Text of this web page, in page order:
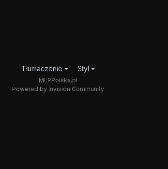
Tłumaczenie Styl
MLPPolska.pl
Powered by Invision Community